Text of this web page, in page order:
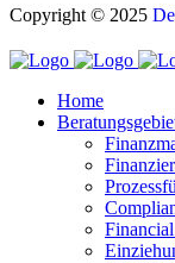
Copyright © 2025
Home